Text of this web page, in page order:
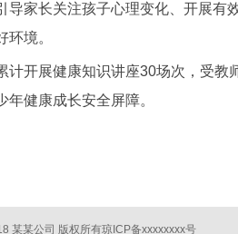
导家长关注孩子心理变化、开展有
环境。
展健康知识讲座30场次，受教
年健康成长安全屏障。
某某公司 版权所有琼ICP备xxxxxxxx号